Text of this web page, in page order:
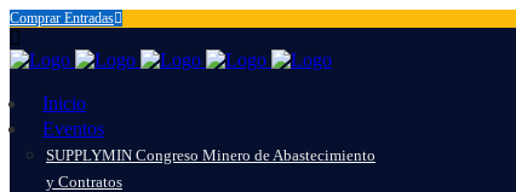
Comprar Entradas
Inicio
Eventos
SUPPLYMIN Congreso Minero de Abastecimiento
y Contratos